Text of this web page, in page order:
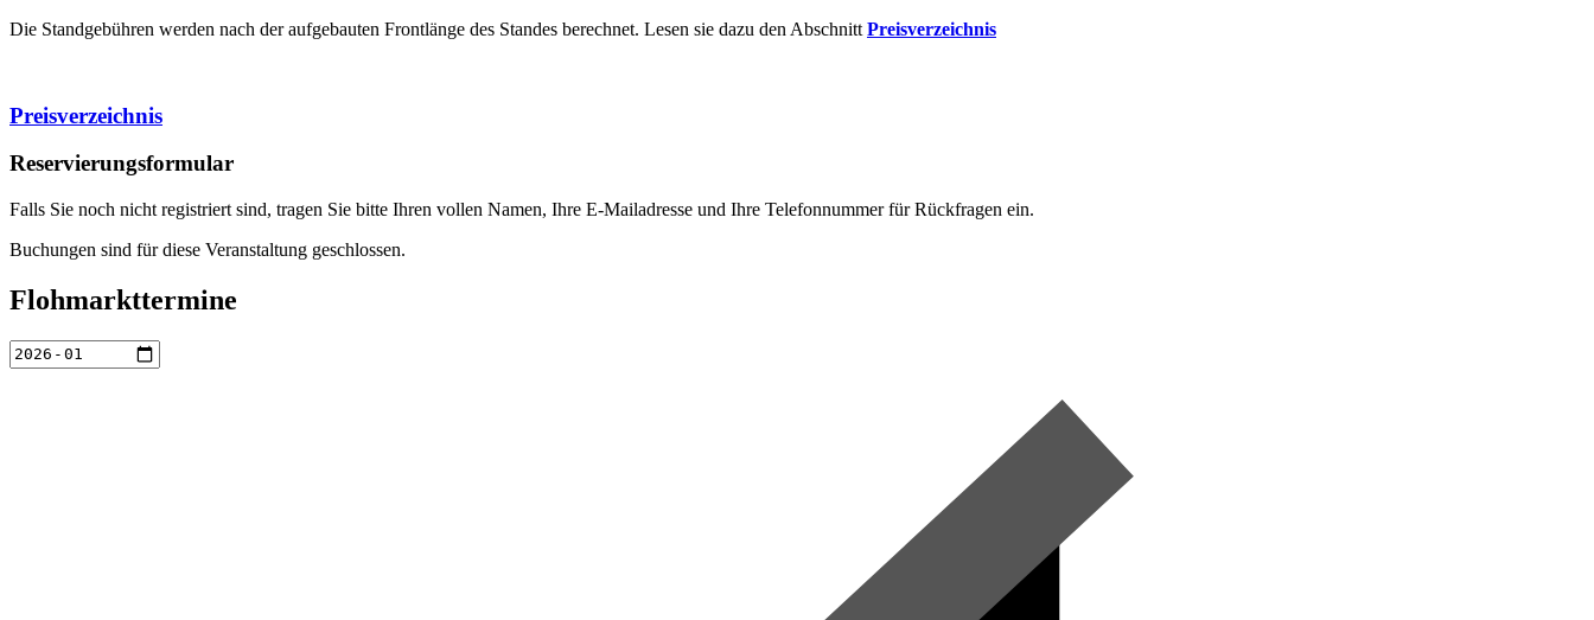
Die Standgebühren werden nach der aufgebauten Frontlänge des Standes berechnet. Lesen sie dazu den Abschnitt Preisverzeichnis
Preisverzeichnis
Reservierungsformular
Falls Sie noch nicht registriert sind, tragen Sie bitte Ihren vollen Namen, Ihre E-Mailadresse und Ihre Telefonnummer für Rückfragen ein.
Buchungen sind für diese Veranstaltung geschlossen.
Flohmarkttermine